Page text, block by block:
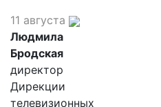
11 августа
Людмила
Бродская
директор
Дирекции
телевизионных